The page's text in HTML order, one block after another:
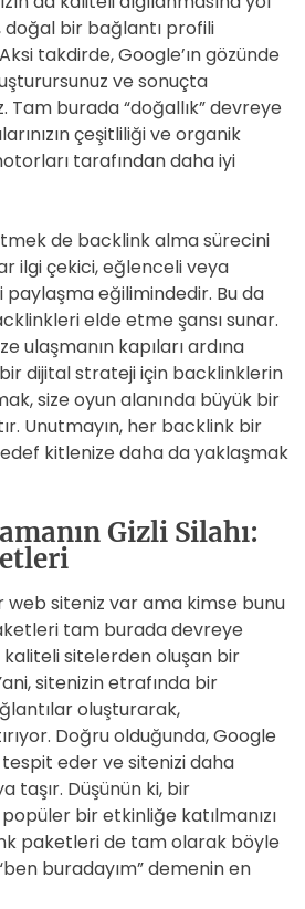
doğal bir bağlantı profili
takdirde, Google’ın gözünde
ve sonuçta
Tam burada “doğallık” devreye
çeşitliliği ve organik
tarafından daha iyi
de backlink alma sürecini
ilgi çekici, eğlenceli veya
eğilimindedir. Bu da
elde etme şansı sunar.
ulaşmanın kapıları ardına
bir dijital strateji için backlinklerin
size oyun alanında büyük bir
Unutmayın, her backlink bir
kitlenize daha da yaklaşmak
Gizli Silahı:
web siteniz var ama kimse bunu
tam burada devreye
kaliteli sitelerden oluşan bir
sitenizin etrafında bir
oluşturarak,
Doğru olduğunda, Google
eder ve sitenizi daha
taşır. Düşünün ki, bir
bir etkinliğe katılmanızı
paketleri de tam olarak böyle
buradayım” demenin en